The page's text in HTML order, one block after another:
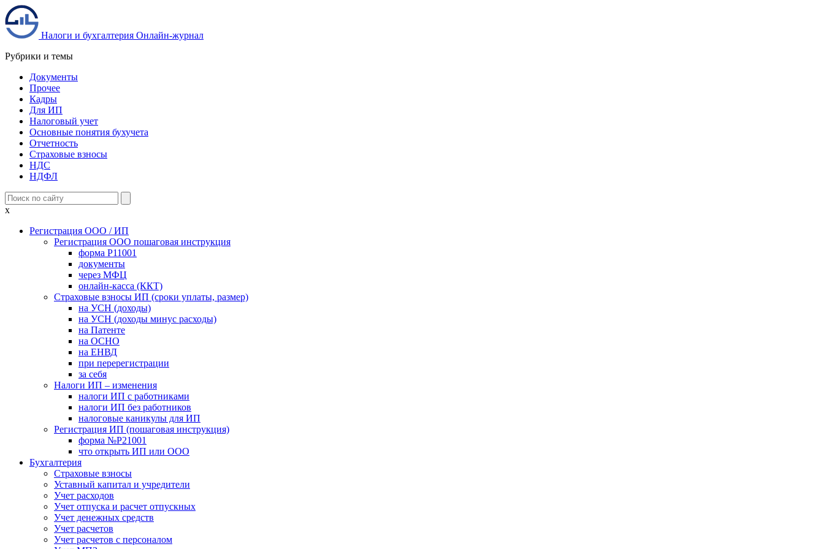
Налоги и бухгалтерия Онлайн-журнал
Рубрики и темы
Документы
Прочее
Кадры
Для ИП
Налоговый учет
Основные понятия бухучета
Отчетность
Страховые взносы
НДС
НДФЛ
x
Регистрация ООО / ИП
Регистрация ООО пошаговая инструкция
форма Р11001
документы
через МФЦ
онлайн-касса (ККТ)
Страховые взносы ИП (сроки уплаты, размер)
на УСН (доходы)
на УСН (доходы минус расходы)
на Патенте
на ОСНО
на ЕНВД
при перерегистрации
за себя
Налоги ИП – изменения
налоги ИП с работниками
налоги ИП без работников
налоговые каникулы для ИП
Регистрация ИП (пошаговая инструкция)
форма №Р21001
что открыть ИП или ООО
Бухгалтерия
Страховые взносы
Уставный капитал и учредители
Учет расходов
Учет отпуска и расчет отпускных
Учет денежных средств
Учет расчетов
Учет расчетов с персоналом